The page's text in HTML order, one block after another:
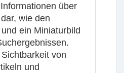
über
wie den
ein Miniaturbild
von
und